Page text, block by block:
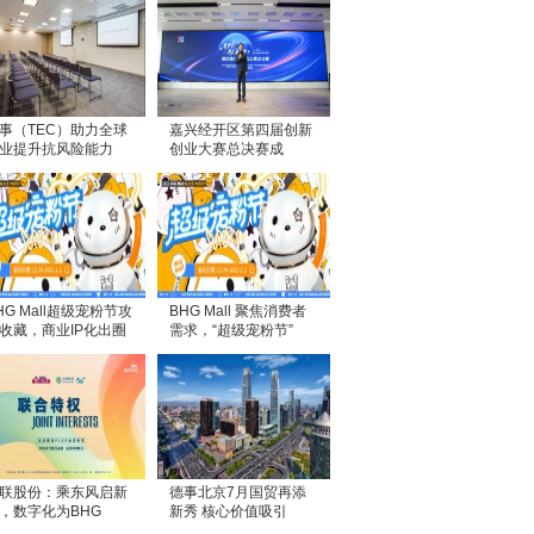
（TEC）助力全球
提升抗风险能力
嘉兴经开区第四届创新
创业大赛总决赛成
Mall超级宠粉节攻
藏，商业IP化出圈
BHG Mall 聚焦消费者
需求，“超级宠粉节”
股份：乘东风启新
数字化为BHG
德事北京7月国贸再添
新秀 核心价值吸引